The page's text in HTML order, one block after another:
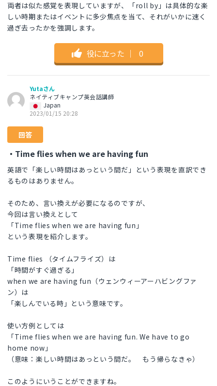
両者は似た感覚を表現していますが、「roll by」は具体的な楽
しい時期またはイベントに多少焦点を当て、それがいかに速く
過ぎ去ったかを強調します。
役に立った ｜ 0
Yutaさん
ネイティブキャンプ英会話講師
Japan
2023/01/15 20:28
回答
・Time flies when we are having fun
英語で「楽しい時間はあっという間だ」という表現を直訳でき
るものはありません。
そのため、言い換えが必要になるのですが、
今回は言い換えとして
「Time flies when we are having fun」
という表現を紹介します。
Time flies （タイムフライズ）は
「時間がすぐ過ぎる」
when we are having fun（ウェンウィーアーハビングファ
ン）は
「楽しんでいる時」という意味です。
使い方例としては
「Time flies when we are having fun. We have to go
home now」
（意味：楽しい時間はあっという間だ。 もう帰らなきゃ）
このようにいうことができますね。